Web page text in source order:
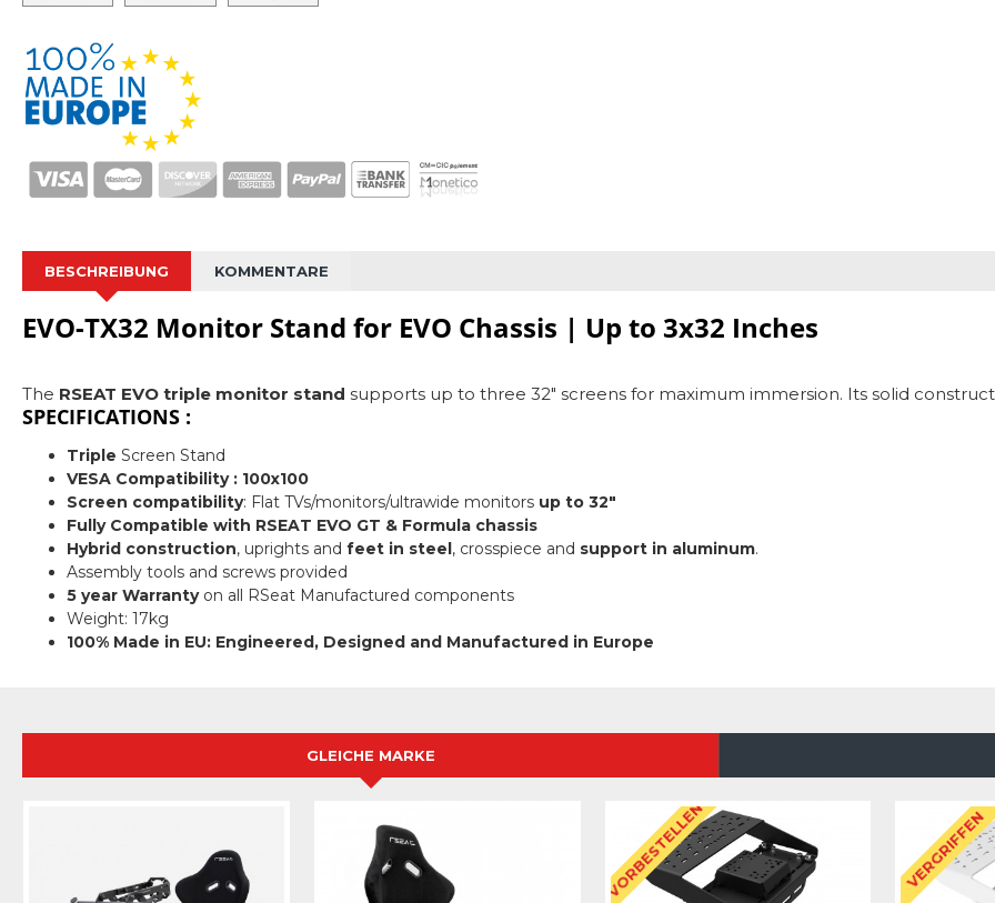
BESCHREIBUNG KOMMENTARE
EVO-TX32 Monitor Stand for EVO Chassis | Up to 3x32 Inches
The RSEAT EVO triple monitor stand supports up to three 32" screens for maximum immersion. Its solid
SPECIFICATIONS :
Triple Screen Stand
VESA Compatibility : 100x100
Screen compatibility: Flat TVs/monitors/ultrawide monitors up to 32"
Fully Compatible with RSEAT EVO GT & Formula chassis
Hybrid construction, uprights and feet in steel, crosspiece and support in aluminum.
Assembly tools and screws provided
5 year Warrantyon all RSeat Manufactured components
Weight: 17kg
100% Made in EU: Engineered, Designed and Manufactured in Europe
GLEICHE MARKE
VORBESTELLEN VERGRIFFEN